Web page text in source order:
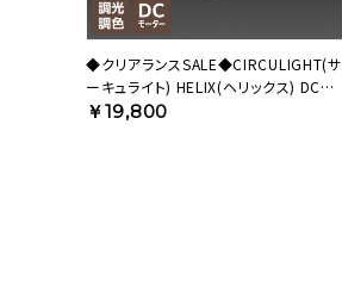
◆クリアランスSALE◆CIRCULIGHT(サ
ーキュライト) HELIX(ヘリックス) DCC-
B25LE 【SH】
￥19,800